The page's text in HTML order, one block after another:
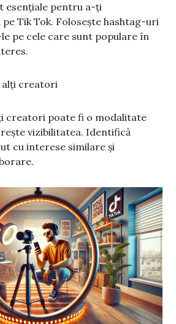
esențiale pentru a-ți
Tik Tok. Folosește hashtag-uri
pe cele care sunt populare în
alți creatori
creatori poate fi o modalitate
vizibilitatea. Identifică
cu interese similare și